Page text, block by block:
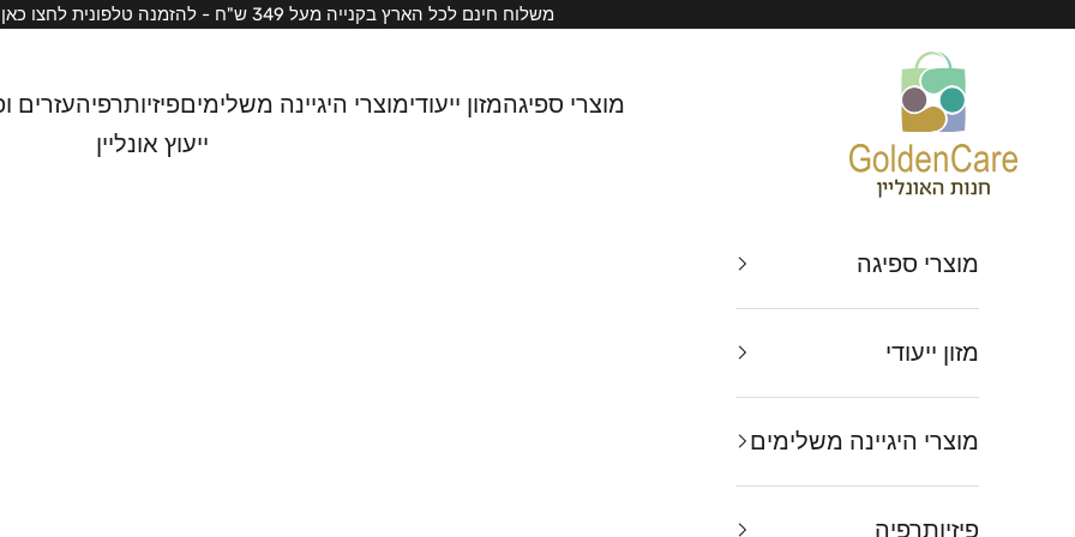
משלוח חינם לכל הארץ בקנייה מעל 349 ש"ח - להזמנה טלפונית לחצו
Golden Care
מוצרי ספיגהמזון ייעודימוצרי היגיינה משלימיםפיזיותרפיהעזרים
ייעוץ אונליין
מוצרי ספיגה
מזון ייעודי
מוצרי היגיינה משלימים
פיזיותרפיה